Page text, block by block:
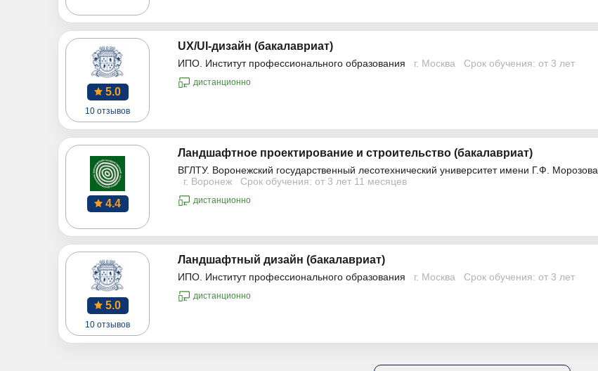
5.0
10 отзывов
UX/UI-дизайн (бакалавриат)
ИПО. Институт профессионального образования г. Москва Срок обучения: от 3 лет
дистанционно
4.4
Ландшафтное проектирование и строительство (бакалавриат)
ВГЛТУ. Воронежский государственный лесотехнический университет имени Г.Ф. Морозова
г. Воронеж
Срок обучения: от 3 лет 11 месяцев
дистанционно
5.0
10 отзывов
Ландшафтный дизайн (бакалавриат)
ИПО. Институт профессионального образования г. Москва Срок обучения: от 3 лет
дистанционно